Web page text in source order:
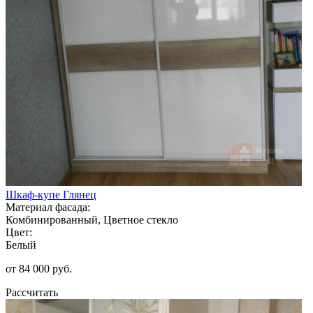
Шкаф-купе Глянец
Материал фасада:
Комбинированный, Цветное стекло
Цвет:
Белый
от 84 000 руб.
Рассчитать